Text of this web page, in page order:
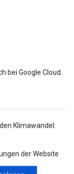
bei Google Cloud.
der Website
Klimawandel: